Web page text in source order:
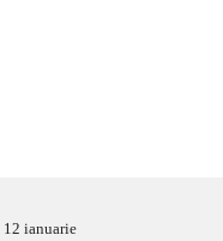
12 ianuarie